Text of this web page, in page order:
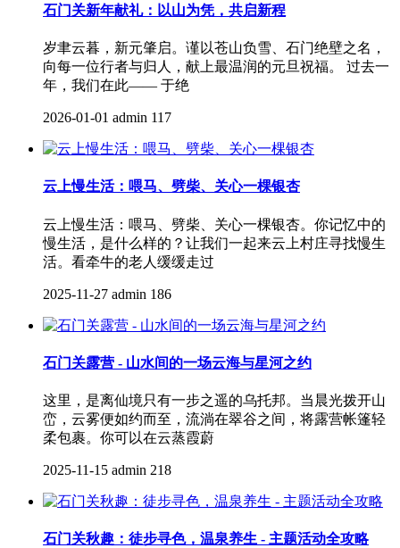
石门关新年献礼：以山为凭，共启新程
岁聿云暮，新元肇启。谨以苍山负雪、石门绝壁之名，
向每一位行者与归人，献上最温润的元旦祝福。 过去一
年，我们在此—— 于绝
2026-01-01 admin 117
云上慢生活：喂马、劈柴、关心一棵银杏
云上慢生活：喂马、劈柴、关心一棵银杏。你记忆中的
慢生活，是什么样的？让我们一起来云上村庄寻找慢生
活。看牵牛的老人缓缓走过
2025-11-27 admin 186
石门关露营 - 山水间的一场云海与星河之约
这里，是离仙境只有一步之遥的乌托邦。当晨光拨开山
峦，云雾便如约而至，流淌在翠谷之间，将露营帐篷轻
柔包裹。你可以在云蒸霞蔚
2025-11-15 admin 218
石门关秋趣：徒步寻色，温泉养生 - 主题活动全攻略